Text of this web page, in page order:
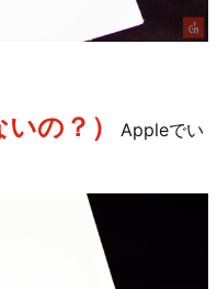
の？）
Appleでい